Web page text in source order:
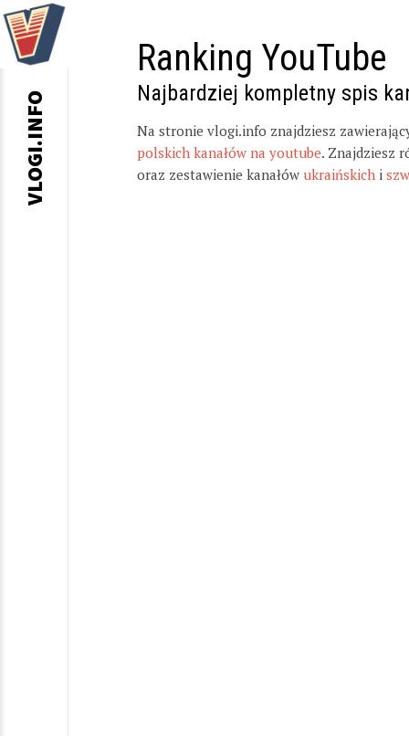
Ranking YouTube
Najbardziej kompletny spis
Na stronie vlogi.info znajdziesz
polskich kanałów na youtube. Znajdziesz
oraz zestawienie kanałów ukraińskich i
VLOGI.INFO